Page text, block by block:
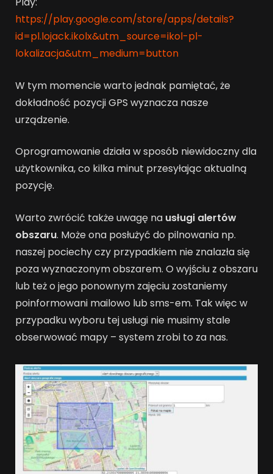
https://play.google.com/store/apps/details?
id=pl.lojack.ikolx&utm_source=ikol-pl-
lokalizacja&utm_medium=button
W tym momencie warto jednak pamiętać, że
dokładność pozycji GPS wyznacza nasze
urządzenie.
Oprogramowanie działa w sposób niewidoczny dla
użytkownika, co kilka minut przesyłając aktualną
pozycję.
Warto zwrócić także uwagę na usługi alertów
obszaru. Może ona posłużyć do pilnowania np.
naszej pociechy czy przypadkiem nie znalazła się
poza wyznaczonym obszarem. O wyjściu z obszaru
lub też o jego ponownym zajęciu zostaniemy
poinformowani mailowo lub sms-em. Tak więc w
przypadku wyboru tej usługi nie musimy stale
obserwować mapy – system zrobi to za nas.